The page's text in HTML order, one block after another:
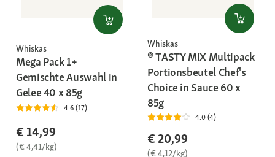
Whiskas
Mega Pack 1+
Gemischte Auswahl in
Gelee 40 x 85g
4.6 (17)
€ 14,99
(€ 4,41/kg)
Whiskas
® TASTY MIX Multipack
Portionsbeutel Chef's
Choice in Sauce 60 x
85g
4.0 (4)
€ 20,99
(€ 4,12/kg)